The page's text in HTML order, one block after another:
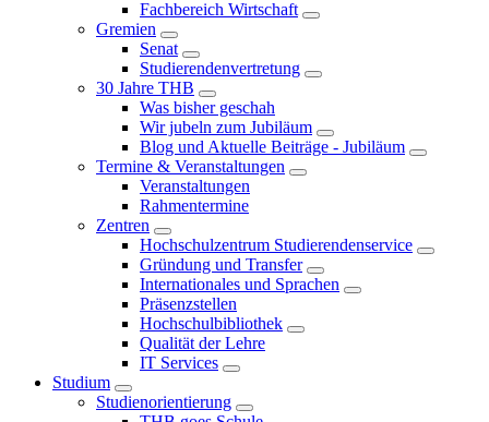
Fachbereich Wirtschaft
Gremien
Senat
Studierendenvertretung
30 Jahre THB
Was bisher geschah
Wir jubeln zum Jubiläum
Blog und Aktuelle Beiträge - Jubiläum
Termine & Veranstaltungen
Veranstaltungen
Rahmentermine
Zentren
Hochschulzentrum Studierendenservice
Gründung und Transfer
Internationales und Sprachen
Präsenzstellen
Hochschulbibliothek
Qualität der Lehre
IT Services
Studium
Studienorientierung